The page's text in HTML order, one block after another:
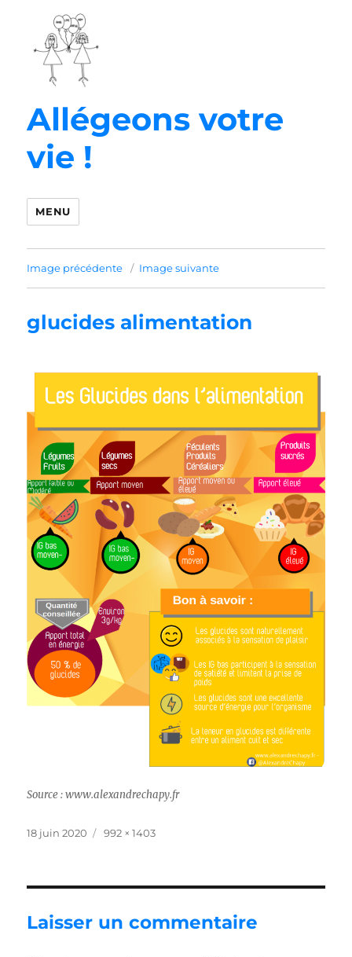
Allégeons votre
vie !
MENU
Image précédente Image suivante
glucides alimentation
Source : www.alexandrechapy.fr
Publié
18 juin 2020
Taille
992 × 1403
Laisser un commentaire